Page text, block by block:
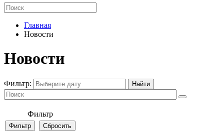
Главная
Новости
Новости
Фильтр:
Фильтр